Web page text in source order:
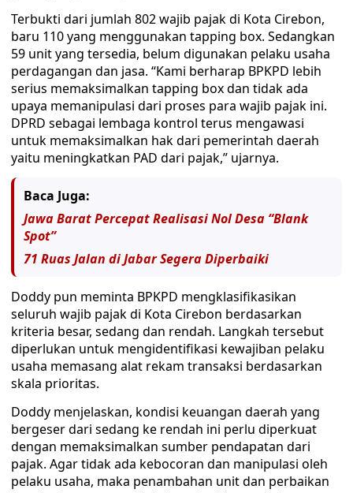
Terbukti dari jumlah 802 wajib pajak di Kota Cirebon,
baru 110 yang menggunakan tapping box. Sedangkan
59 unit yang tersedia, belum digunakan pelaku usaha
perdagangan dan jasa. “Kami berharap BPKPD lebih
serius memaksimalkan tapping box dan tidak ada
upaya memanipulasi dari proses para wajib pajak ini.
DPRD sebagai lembaga kontrol terus mengawasi
untuk memaksimalkan hak dari pemerintah daerah
yaitu meningkatkan PAD dari pajak,” ujarnya.
Baca Juga:
Jawa Barat Percepat Realisasi Nol Desa “Blank
Spot”
71 Ruas Jalan di Jabar Segera Diperbaiki
Doddy pun meminta BPKPD mengklasifikasikan
seluruh wajib pajak di Kota Cirebon berdasarkan
kriteria besar, sedang dan rendah. Langkah tersebut
diperlukan untuk mengidentifikasi kewajiban pelaku
usaha memasang alat rekam transaksi berdasarkan
skala prioritas.
Doddy menjelaskan, kondisi keuangan daerah yang
bergeser dari sedang ke rendah ini perlu diperkuat
dengan memaksimalkan sumber pendapatan dari
pajak. Agar tidak ada kebocoran dan manipulasi oleh
pelaku usaha, maka penambahan unit dan perbaikan